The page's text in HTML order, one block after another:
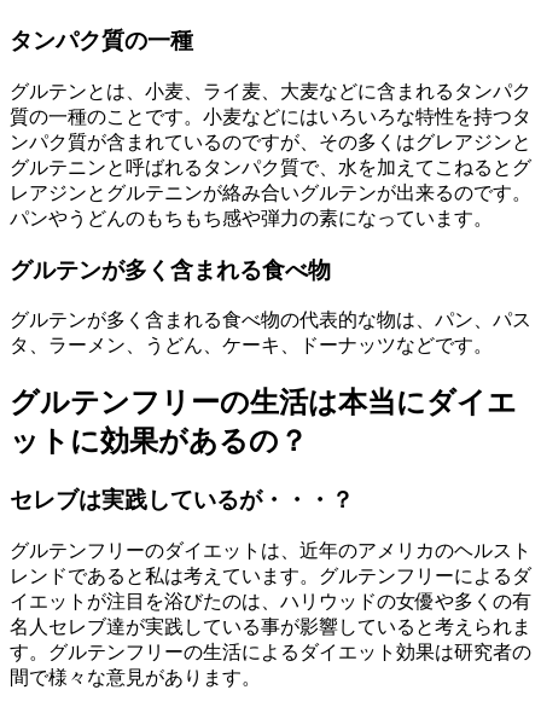
タンパク質の一種
グルテンとは、小麦、ライ麦、大麦などに含まれるタンパク
質の一種のことです。小麦などにはいろいろな特性を持つタ
ンパク質が含まれているのですが、その多くはグレアジンと
グルテニンと呼ばれるタンパク質で、水を加えてこねるとグ
レアジンとグルテニンが絡み合いグルテンが出来るのです。
パンやうどんのもちもち感や弾力の素になっています。
グルテンが多く含まれる食べ物
グルテンが多く含まれる食べ物の代表的な物は、パン、パス
タ、ラーメン、うどん、ケーキ、ドーナッツなどです。
グルテンフリーの生活は本当にダイエ
ットに効果があるの？
セレブは実践しているが・・・？
グルテンフリーのダイエットは、近年のアメリカのヘルスト
レンドであると私は考えています。グルテンフリーによるダ
イエットが注目を浴びたのは、ハリウッドの女優や多くの有
名人セレブ達が実践している事が影響していると考えられま
す。グルテンフリーの生活によるダイエット効果は研究者の
間で様々な意見があります。